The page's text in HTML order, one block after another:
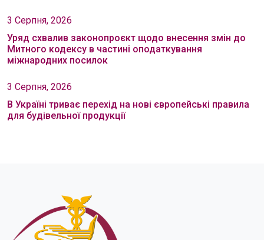
3 Серпня, 2026
Уряд схвалив законопроєкт щодо внесення змін до
Митного кодексу в частині оподаткування
міжнародних посилок
3 Серпня, 2026
В Україні триває перехід на нові європейські правила
для будівельної продукції